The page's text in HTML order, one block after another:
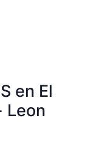
en El
Leon